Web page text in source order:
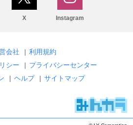
X Instagram
会社 | 利用規約
シー
| プライバシーセンター
| ヘルプ | サイトマップ